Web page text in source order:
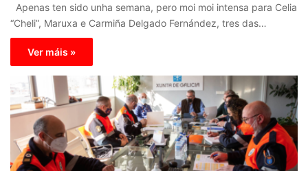
Apenas ten sido unha semana, pero moi moi intensa para Celia
“Cheli”, Maruxa e Carmiña Delgado Fernández, tres das…
Ver máis »